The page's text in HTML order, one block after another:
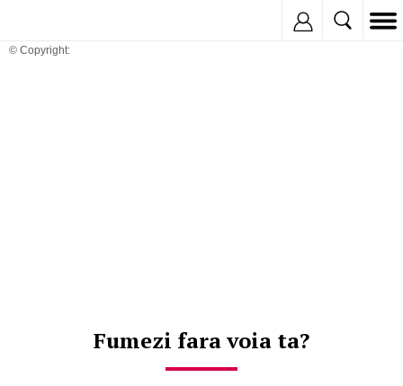
© Copyright:
Fumezi fara voia ta?